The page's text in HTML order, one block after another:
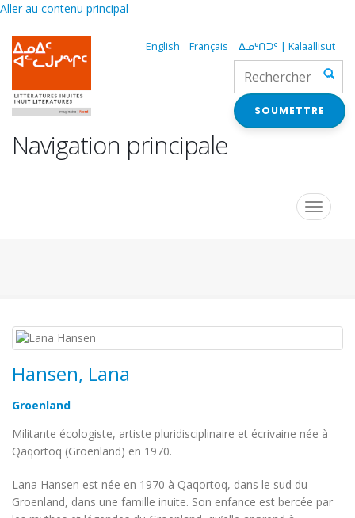
Aller au contenu principal
English Français ᐃᓄᒃᑎᑐᑦ | Kalaallisut
SOUMETTRE
Navigation principale
Toggle
Hansen, Lana
Groenland
Militante écologiste, artiste pluridisciplinaire et écrivaine née à
Qaqortoq (Groenland) en 1970.
Lana Hansen est née en 1970 à Qaqortoq, dans le sud du
Groenland, dans une famille inuite. Son enfance est bercée par